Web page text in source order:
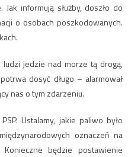
informują służby, doszło do
o osobach poszkodowanych.
jedzie nad morze tą drogą,
dosyć długo – alarmował
nas o tym zdarzeniu.
Ustalamy, jakie paliwo było
oznaczeń na
będzie postawienie